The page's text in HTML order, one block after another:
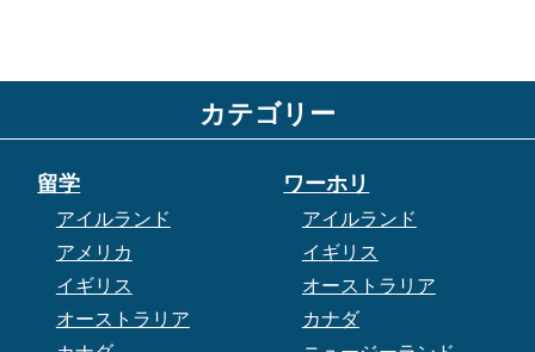
カテゴリー
留学
アイルランド
アメリカ
イギリス
オーストラリア
ワーホリ
アイルランド
イギリス
オーストラリア
カナダ